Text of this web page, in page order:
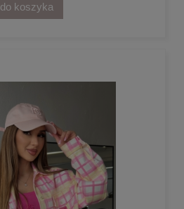
do koszyka